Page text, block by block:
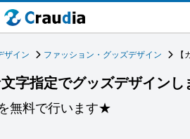
ザイン ファッション・グッズデザイン
字指定でグッズデザインし
無料で行います★